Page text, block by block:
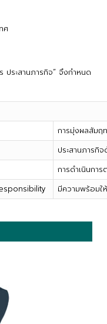
ศ
ประสานภารกิจ” จึงกำหนด
การมุ่งผลสัมฤ
ประสานภารกิ
การดำเนินกา
มีความพร้อมใ